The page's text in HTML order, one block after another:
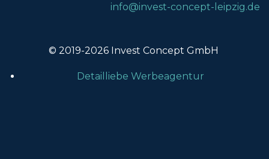
info@invest-concept-leipzig.de
© 2019-2026 Invest Concept GmbH
Detailliebe Werbeagentur